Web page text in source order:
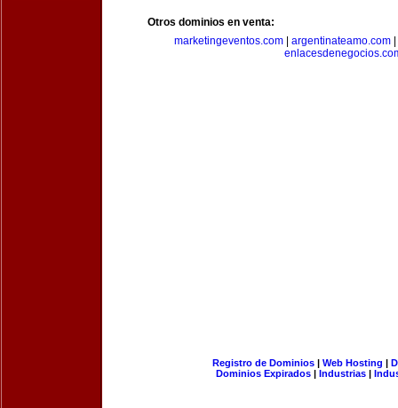
Otros dominios en venta:
marketingeventos.com| argentinateamo.com|
Registro de Dominios| Web Hosting |
Dominios Expirados | Industrias |